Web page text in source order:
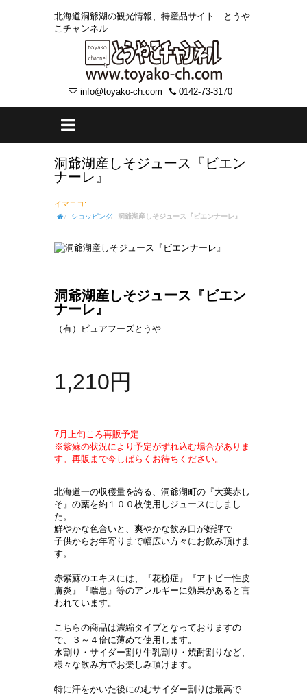
北海道洞爺湖の観光情報、特産品サイト｜とうや
こチャンネル
info@toyako-ch.com 0142-73-3170
洞爺湖産しそジュース『ビエン
ナーレ』
イマココ:
ショッピング 洞爺湖産しそジュース『ビエンナーレ』
洞爺湖産しそジュース『ビエン
ナーレ』
（有）ピュアフーズとうや
1,210円
7月上旬ころ再販予定
※紫蘇の状況により予定がずれ込む場合がありま
す。再販まで今しばらくお待ちください。
北海道一の収穫量を誇る、洞爺湖町の『大葉赤し
そ』の葉を約１００枚使用しジュースにしまし
た。
鮮やかな色合いと、爽やかな飲み口が好評で
子供からお年寄りまで幅広い方々にお飲み頂けま
す。
赤紫蘇のエキスには、『花粉症』『アトピー性皮
膚炎』『喘息』等のアレルギーに効果があると言
われています。
こちらの商品は濃縮タイプとなっておりますの
で、３～４倍に薄めて使用します。
水割り・サイダー割り牛乳割り・焼酎割りなど、
様々な飲み方でお楽しみ頂けます。
特に汗をかいた後にのむサイダー割りは最高で